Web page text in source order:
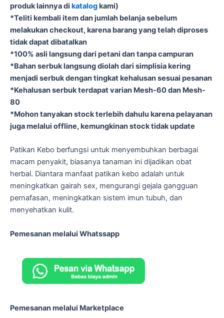
produk lainnya di katalogkami)
*Teliti kembali item dan jumlah belanja sebelum
melakukan checkout, karena barang yang telah diproses
tidak dapat dibatalkan
*100% asli langsung dari petani dan tanpa campuran
*Bahan serbuk langsung diolah dari simplisia kering
menjadi serbuk dengan tingkat kehalusan sesuai pesanan
*Kehalusan serbuk terdapat varian Mesh-60 dan Mesh-
80
*Mohon tanyakan stock terlebih dahulu karena pelayanan
juga melalui offline, kemungkinan stock tidak update
Patikan Kebo berfungsi untuk menyembuhkan berbagai
macam penyakit, biasanya tanaman ini dijadikan obat
herbal. Diantara manfaat patikan kebo adalah untuk
meningkatkan gairah sex, mengurangi gejala gangguan
pernafasan, meningkatkan sistem imun tubuh, dan
menyehatkan kulit.
Pemesanan melalui Whatssapp
Pemesanan melalui Marketplace